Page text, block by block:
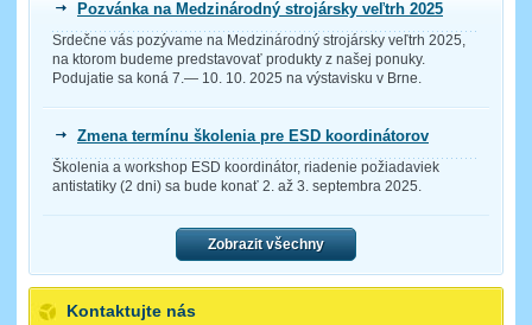
Pozvánka na Medzinárodný strojársky veľtrh 2025
Srdečne vás pozývame na Medzinárodný strojársky veľtrh 2025,
na ktorom budeme predstavovať produkty z našej ponuky.
Podujatie sa koná 7.— 10. 10. 2025 na výstavisku v Brne.
Zmena termínu školenia pre ESD koordinátorov
Školenia a workshop ESD koordinátor, riadenie požiadaviek
antistatiky (2 dni) sa bude konať 2. až 3. septembra 2025.
Zobrazit všechny
Kontaktujte nás